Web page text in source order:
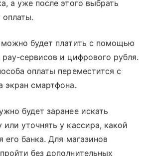
а уже после этого выбрать
оплаты.
будет платить с помощью
сервисов и цифрового рубля.
оплаты переместится с
экран смартфона.
будет заранее искать
уточнять у кассира, какой
его банка. Для магазинов
без дополнительных